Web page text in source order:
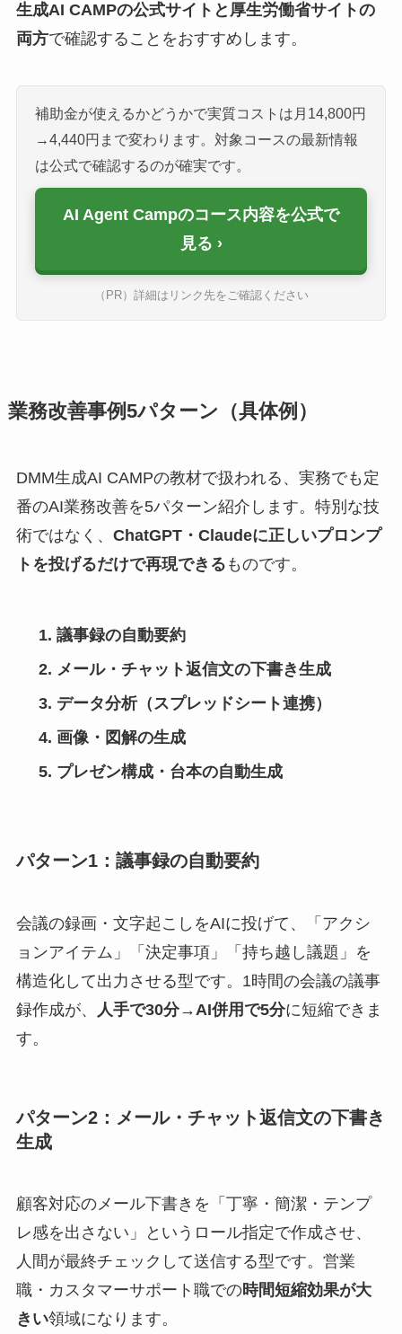
生成AI CAMPの公式サイトと厚生労働省サイトの
両方で確認することをおすすめします。
補助金が使えるかどうかで実質コストは月14,800円
→4,440円まで変わります。対象コースの最新情報
は公式で確認するのが確実です。
AI Agent Campのコース内容を公式で
見る
（PR）詳細はリンク先をご確認ください
業務改善事例5パターン（具体例）
DMM生成AI CAMPの教材で扱われる、実務でも定
番のAI業務改善を5パターン紹介します。特別な技
術ではなく、 ChatGPT・Claudeに正しいプロンプ
トを投げるだけで再現できる ものです。
議事録の自動要約
メール・チャット返信文の下書き生成
データ分析（スプレッドシート連携）
画像・図解の生成
プレゼン構成・台本の自動生成
パターン1：議事録の自動要約
会議の録画・文字起こしをAIに投げて、「アクシ
ョンアイテム」「決定事項」「持ち越し議題」を
構造化して出力させる型です。1時間の会議の議事
録作成が、
人手で30分→AI併用で5分に短縮できま
す。
パターン2：メール・チャット返信文の下書き
生成
顧客対応のメール下書きを「丁寧・簡潔・テンプ
レ感を出さない」というロール指定で作成させ、
人間が最終チェックして送信する型です。営業
職・カスタマーサポート職での時間短縮効果が大
きい領域になります。